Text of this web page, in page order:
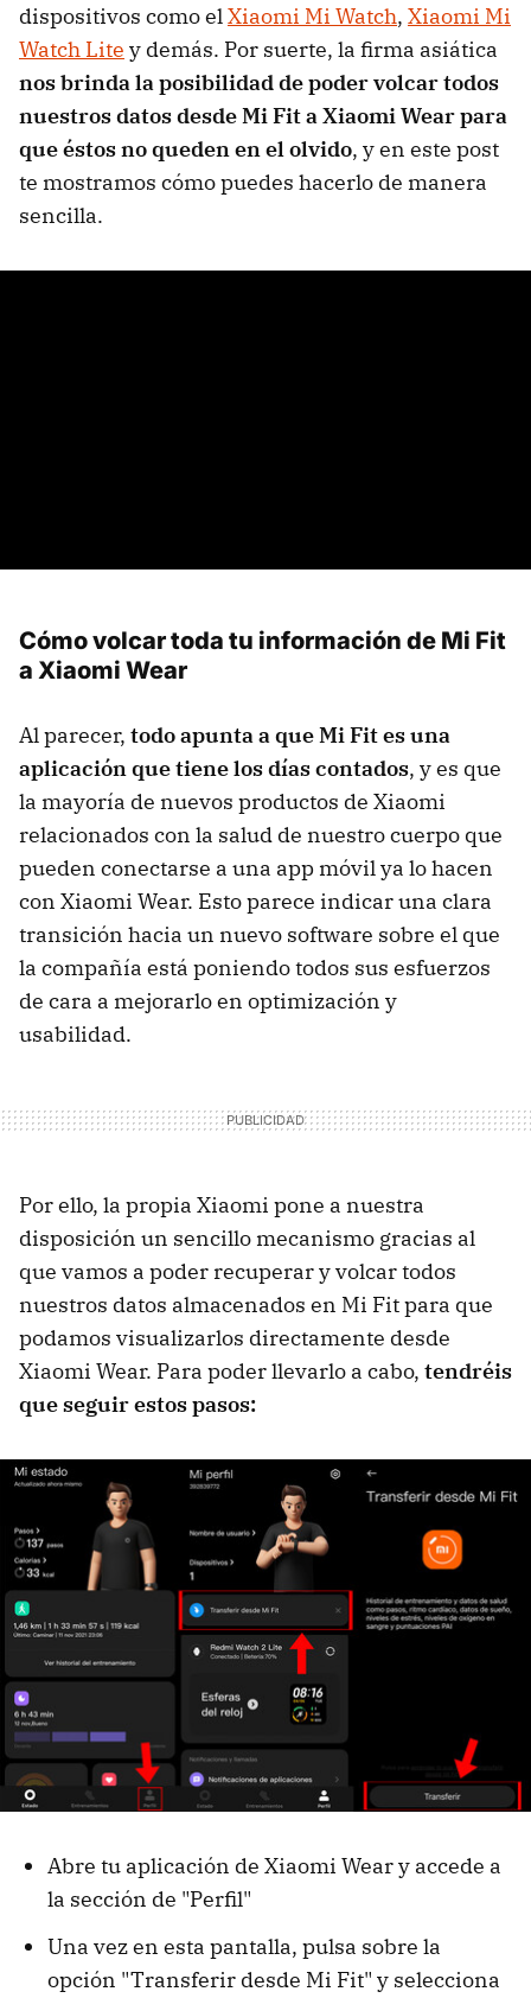
dispositivos como elXiaomi Mi Watch, Xiaomi Mi
Watch Lite y demás. Por suerte, la firma asiática
nos brinda la posibilidad de poder volcar todos
nuestros datos desde Mi Fit a Xiaomi Wear para
que éstos no queden en el olvido, y en este post
te mostramos cómo puedes hacerlo de manera
sencilla.
Cómo volcar toda tu información de Mi Fit
a Xiaomi Wear
Al parecer, todo apunta a que Mi Fit es una
aplicación que tiene los días contados, y es que
la mayoría de nuevos productos de Xiaomi
relacionados con la salud de nuestro cuerpo que
pueden conectarse a una app móvil ya lo hacen
con Xiaomi Wear. Esto parece indicar una clara
transición hacia un nuevo software sobre el que
la compañía está poniendo todos sus esfuerzos
de cara a mejorarlo en optimización y
usabilidad.
Por ello, la propia Xiaomi pone a nuestra
disposición un sencillo mecanismo gracias al
que vamos a poder recuperar y volcar todos
nuestros datos almacenados en Mi Fit para que
podamos visualizarlos directamente desde
Xiaomi Wear. Para poder llevarlo a cabo, tendréis
que seguir estos pasos:
Abre tu aplicación de Xiaomi Wear y accede a
la sección de "Perfil"
Una vez en esta pantalla, pulsa sobre la
opción "Transferir desde Mi Fit" y selecciona